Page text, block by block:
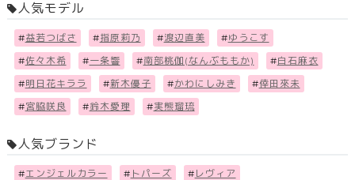
人気モデル
#益若つばさ #指原莉乃 #渡辺直美 #ゆうこす
#佐々木希 #一条響 #南部桃伽(なんぶももか) #白石麻衣
#明日花キララ #新木優子 #かわにしみき #倖田來未
#宮脇咲良 #鈴木愛理 #実熊瑠琉
人気ブランド
#エンジェルカラー # トパーズ # レヴィア